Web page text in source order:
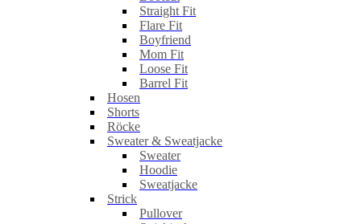
Straight Fit
Flare Fit
Boyfriend
Mom Fit
Loose Fit
Barrel Fit
Hosen
Shorts
Röcke
Sweater & Sweatjacke
Sweater
Hoodie
Sweatjacke
Strick
Pullover